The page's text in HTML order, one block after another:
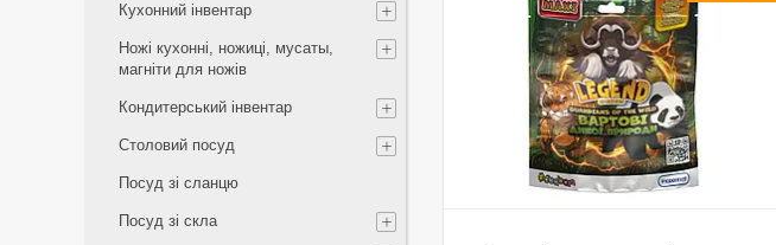
Кухонний інвентар
Ножі кухонні, ножиці, мусаты,
магніти для ножів
Кондитерський інвентар
Столовий посуд
Посуд зі сланцю
Посуд зі скла